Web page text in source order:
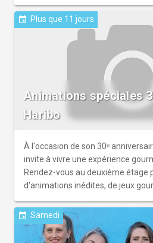
event Plus que 11 jours
Animations spéciales
Haribo
À l'occasion de son 30ᵉ
invite à vivre une expérience
Rendez-vous au deuxième étage
d'animations inédites, de jeux
event Samedi